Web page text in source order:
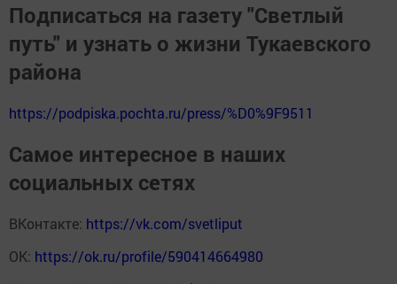
Подписаться на газету "Светлый
путь" и узнать о жизни Тукаевского
района
https://podpiska.pochta.ru/press/%D0%9F9511
Самое интересное в наших
социальных сетях
ВКонтакте: https://vk.com/svetliput
ОК: https://ok.ru/profile/590414664980